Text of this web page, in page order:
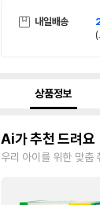
내일배송
상품정보
Ai가 추천 드려요
우리 아이를 위한 맞춤